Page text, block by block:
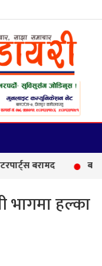
भागमा हल्का